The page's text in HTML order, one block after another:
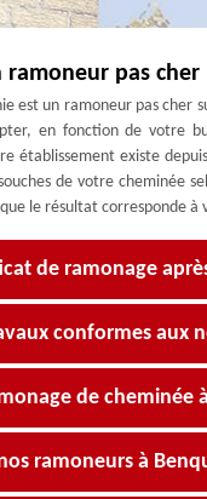
pas cher
est un ramoneur pas cher
en fonction de votre
établissement existe
de votre cheminée
le résultat corresponde à
de ramonage
conformes aux
de cheminée
ramoneurs à